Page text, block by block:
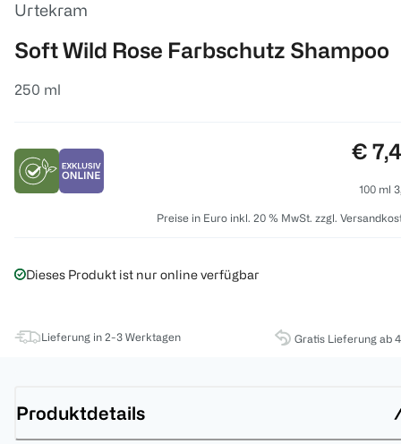
Urtekram
Soft Wild Rose Farbschutz Shampoo
250 ml
€
100 ml
Preise in Euro inkl. 20 % MwSt. zzgl.
Dieses Produkt ist nur online verfügbar
Lieferung in 2-3 Werktagen Gratis Lieferung ab
Produktdetails